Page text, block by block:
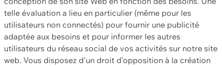
telle évaluation a lieu en particulier (même pour les
utilisateurs non connectés) pour fournir une publicité
adaptée aux besoins et pour informer les autres
utilisateurs du réseau social de vos activités sur notre site
web. Vous disposez d'un droit d'opposition à la création